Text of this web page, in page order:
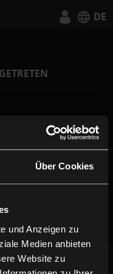
Über Cookies
und Anzeigen zu
Medien anbieten
Website zu
DE